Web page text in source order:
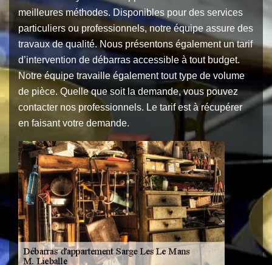
meilleures méthodes. Disponibles pour des services
particuliers ou professionnels, notre équipe assure des
travaux de qualité. Nous présentons également un tarif
d’intervention de débarras accessible à tout budget.
Notre équipe travaille également tout type de volume
de pièce. Quelle que soit la demande, vous pouvez
contacter nos professionnels. Le tarif est à récupérer
en faisant votre demande.